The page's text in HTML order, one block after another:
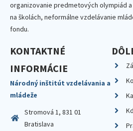
organizovanie predmetových olympiád
na školách, neformálne vzdelávanie
fondu.
KONTAKTNÉ
INFORMÁCIE
Národný inštitút vzdelávania a
mládeže
Stromová 1, 831 01
Bratislava